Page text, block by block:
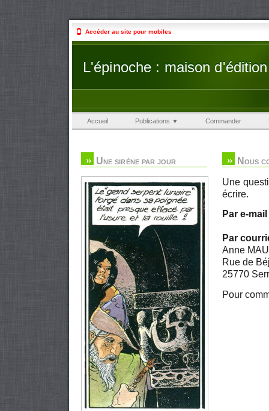
Accéder au site pour mobiles
L'épinoche : maison d'édition
Accueil Publications ▼ Commander
Une sirène par jour Nous
Une
écrire.
Par e-mail
Par
Anne
Rue de
25770
Pour